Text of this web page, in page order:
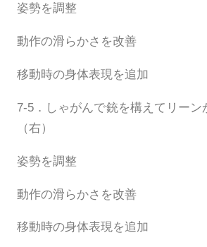
姿勢を調整
動作の滑らかさを改善
移動時の身体表現を追加
7-5．しゃがんで銃を構えてリーン
（右）
姿勢を調整
動作の滑らかさを改善
移動時の身体表現を追加